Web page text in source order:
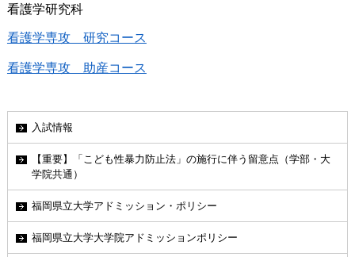
入試情報
【重要】「こども性暴力防止法」の施行に伴う留意点（学部・大
学院共通）
福岡県立大学アドミッション・ポリシー
福岡県立大学大学院アドミッションポリシー
看護学研究科
看護学専攻 研究コース
看護学専攻 助産コース